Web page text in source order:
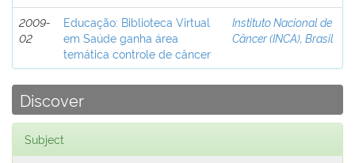
2009-
02
Educação: Biblioteca Virtual
em Saúde ganha área
temática controle de câncer
Instituto Nacional de
Câncer (INCA), Brasil
Discover
Subject